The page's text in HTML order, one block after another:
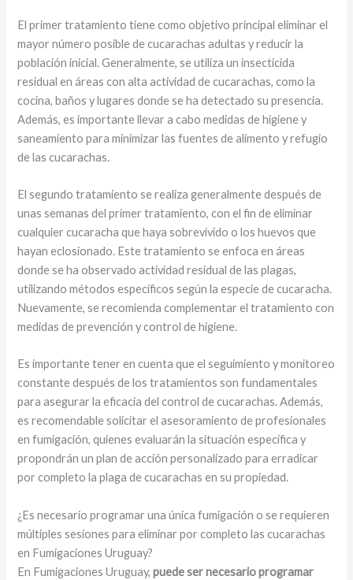
El primer tratamiento tiene como objetivo principal eliminar el
mayor número posible de cucarachas adultas y reducir la
población inicial. Generalmente, se utiliza un insecticida
residual en áreas con alta actividad de cucarachas, como la
cocina, baños y lugares donde se ha detectado su presencia.
Además, es importante llevar a cabo medidas de higiene y
saneamiento para minimizar las fuentes de alimento y refugio
de las cucarachas.
El segundo tratamiento se realiza generalmente después de
unas semanas del primer tratamiento, con el fin de eliminar
cualquier cucaracha que haya sobrevivido o los huevos que
hayan eclosionado. Este tratamiento se enfoca en áreas
donde se ha observado actividad residual de las plagas,
utilizando métodos específicos según la especie de cucaracha.
Nuevamente, se recomienda complementar el tratamiento con
medidas de prevención y control de higiene.
Es importante tener en cuenta que el seguimiento y monitoreo
constante después de los tratamientos son fundamentales
para asegurar la eficacia del control de cucarachas. Además,
es recomendable solicitar el asesoramiento de profesionales
en fumigación, quienes evaluarán la situación específica y
propondrán un plan de acción personalizado para erradicar
por completo la plaga de cucarachas en su propiedad.
¿Es necesario programar una única fumigación o se requieren
múltiples sesiones para eliminar por completo las cucarachas
en Fumigaciones Uruguay?
En Fumigaciones Uruguay,puede ser necesario programar